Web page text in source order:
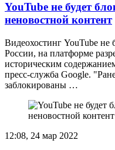
YouTube не будет
неновостной контент
Видеохостинг YouTube не
России, на платформе
историческим
пресс-служба Google.
заблокированы …
12:08, 24 мар 2022